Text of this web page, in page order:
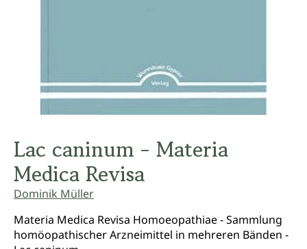
Lac caninum - Materia
Medica Revisa
Dominik Müller
Materia Medica Revisa Homoeopathiae - Sammlung
homöopathischer Arzneimittel in mehreren Bänden -